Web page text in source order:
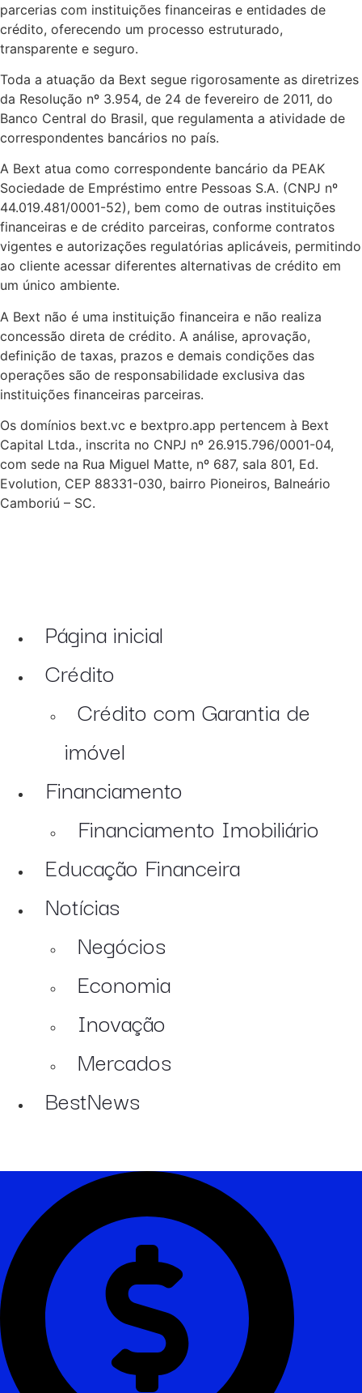
parcerias com instituições financeiras e entidades de
crédito, oferecendo um processo estruturado,
transparente e seguro.
Toda a atuação da Bext segue rigorosamente as diretrizes
da Resolução nº 3.954, de 24 de fevereiro de 2011, do
Banco Central do Brasil, que regulamenta a atividade de
correspondentes bancários no país.
A Bext atua como correspondente bancário da PEAK
Sociedade de Empréstimo entre Pessoas S.A. (CNPJ nº
44.019.481/0001-52), bem como de outras instituições
financeiras e de crédito parceiras, conforme contratos
vigentes e autorizações regulatórias aplicáveis, permitindo
ao cliente acessar diferentes alternativas de crédito em
um único ambiente.
A Bext não é uma instituição financeira e não realiza
concessão direta de crédito. A análise, aprovação,
definição de taxas, prazos e demais condições das
operações são de responsabilidade exclusiva das
instituições financeiras parceiras.
Os domínios bext.vc e bextpro.app pertencem à Bext
Capital Ltda., inscrita no CNPJ nº 26.915.796/0001-04,
com sede na Rua Miguel Matte, nº 687, sala 801, Ed.
Evolution, CEP 88331-030, bairro Pioneiros, Balneário
Camboriú – SC.
Página inicial
Crédito
Crédito com Garantia de
imóvel
Financiamento
Financiamento Imobiliário
Educação Financeira
Notícias
Negócios
Economia
Inovação
Mercados
BestNews